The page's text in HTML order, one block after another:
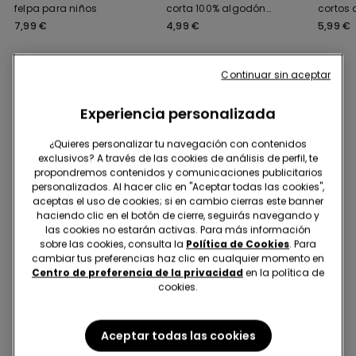
felpa para niños
7,99 €
corta 100% algodón
para niño unisex
4,99 €
cortos
para
5,99 €
-50%
Experiencia personalizada
¿Quieres personalizar tu navegación con contenidos
exclusivos? A través de las cookies de análisis de perfil, te
propondremos contenidos y comunicaciones publicitarios
personalizados. Al hacer clic en "Aceptar todas las cookies",
aceptas el uso de cookies; si en cambio cierras este banner
haciendo clic en el botón de cierre, seguirás navegando y
las cookies no estarán activas. Para más información
sobre las cookies, consulta la Política de Cookies. Para
cambiar tus preferencias haz clic en cualquier momento en
Centro de preferencia de la privacidad en la política de
cookies.
Aceptar todas las cookies
Continuar sin aceptar